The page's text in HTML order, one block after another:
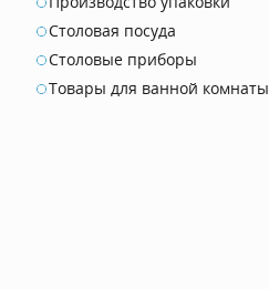
Столовая посуда
Столовые приборы
Товары для ванной комнаты